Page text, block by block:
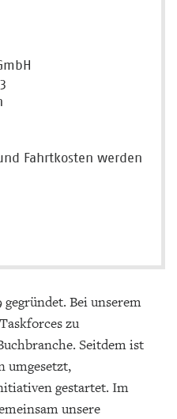
Fahrtkosten werden
Bei unserem
zu
Seitdem ist
umgesetzt,
gestartet. Im
unsere